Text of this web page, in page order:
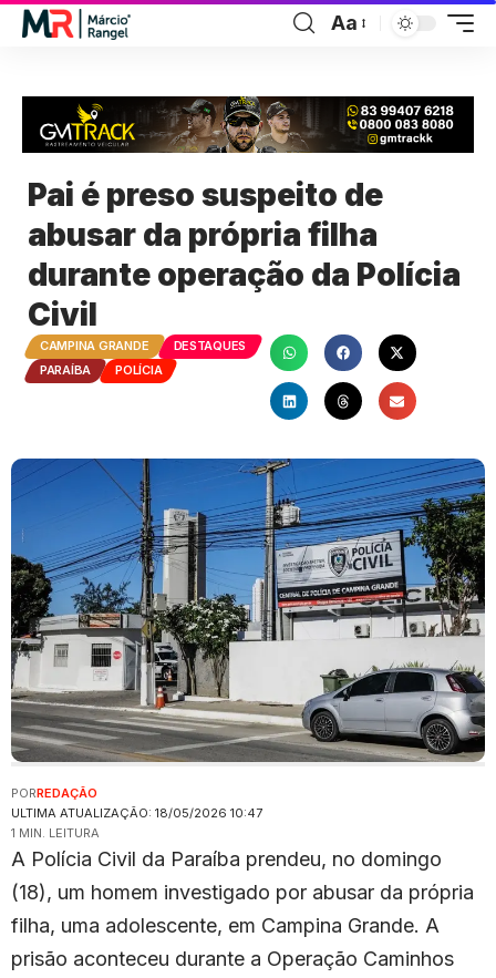
Aa
Pai é preso suspeito de
abusar da própria filha
durante operação da Polícia
Civil
CAMPINA GRANDE
DESTAQUES
PARAÍBA
POLÍCIA
ULTIMA ATUALIZAÇÃO: 18/05/2026 10:47
PORREDAÇÃO
1 MIN. LEITURA
A Polícia Civil da Paraíba prendeu, no domingo
(18), um homem investigado por abusar da própria
filha, uma adolescente, em Campina Grande. A
prisão aconteceu durante a Operação Caminhos